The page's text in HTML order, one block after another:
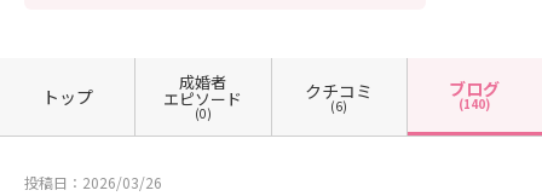
トップ
成婚者
エピソード
(0)
クチコミ
(6)
ブログ
(140)
投稿日：2026/03/26